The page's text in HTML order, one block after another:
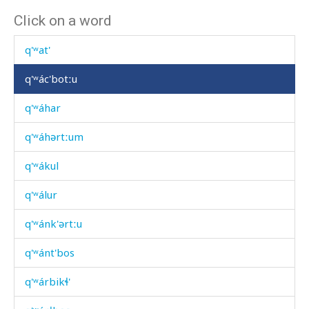
Click on a word
q'ʷas
q'ʷat'
q'ʷác'botːu
q'ʷáhar
q'ʷáhərtːum
q'ʷákul
q'ʷálur
q'ʷánk'ərtːu
q'ʷánt'bos
q'ʷárbikɬ'